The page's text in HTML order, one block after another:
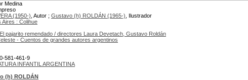
Medina
(1950-) , Autor ; Gustavo (h) ROLDÁN (1965-) , Ilustrador
Aires : Colihue
pajarito remendado / directores Laura Devetach, Gustavo Roldán
- Cuentos de grandes autores argentinos
581-461-9
INFANTIL ARGENTINA
(h) ROLDÁN